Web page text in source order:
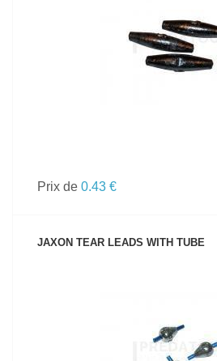
Prix de 0.43 €
JAXON TEAR LEADS WITH TUBE
VOIR LE PRODUIT